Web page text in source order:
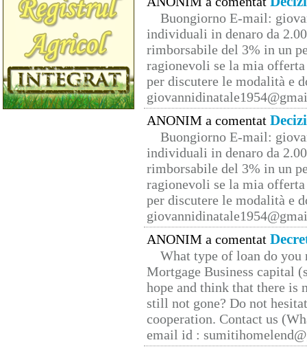
Buongiorno E-mail:
individuali in denaro da
rimborsabile del 3% in un
ragionevoli se la mia
per discutere le modalità e
ANONIM a comentat
Buongiorno E-mail:
individuali in denaro da
rimborsabile del 3% in un
ragionevoli se la mia
per discutere le modalità e
ANONIM a comentat
What type of loan do you
Mortgage Business capital
hope and think that there is
still not gone? Do not
cooperation. Contact us
email id :